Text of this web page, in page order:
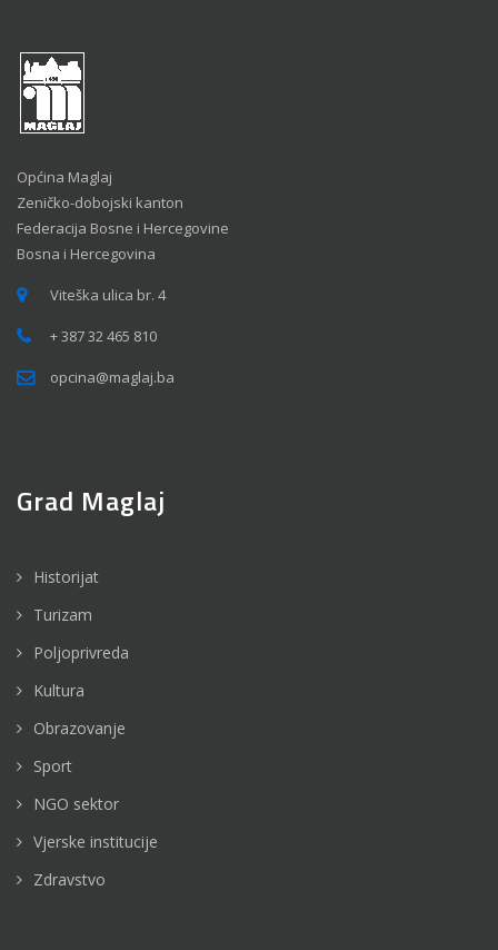
Općina Maglaj
Zeničko-dobojski kanton
Federacija Bosne i Hercegovine
Bosna i Hercegovina
Viteška ulica br. 4
+ 387 32 465 810
opcina@maglaj.ba
Grad Maglaj
Historijat
Turizam
Poljoprivreda
Kultura
Obrazovanje
Sport
NGO sektor
Vjerske institucije
Zdravstvo